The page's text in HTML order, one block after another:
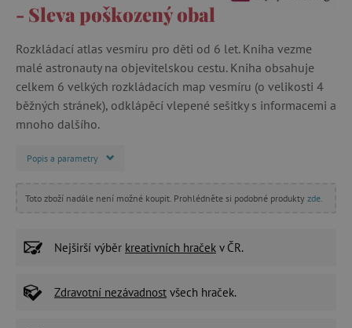
- Sleva poškozený obal
Rozkládací atlas vesmíru pro děti od 6 let. Kniha vezme
malé astronauty na objevitelskou cestu. Kniha obsahuje
celkem 6 velkých rozkládacích map vesmíru (o velikosti 4
běžných stránek), odklápěcí vlepené sešitky s informacemi a
mnoho dalšího.
Popis a parametry
Toto zboží nadále není možné koupit. Prohlédněte si podobné produkty zde
Nejširší výběr kreativních hraček v ČR.
Zdravotní nezávadnost všech hraček.